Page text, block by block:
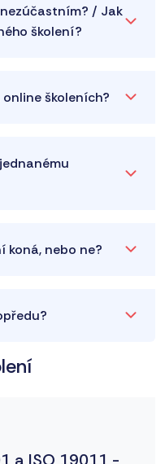
/ Jak
školení?
školeních?
koná, nebo ne?
a ISO 19011 -